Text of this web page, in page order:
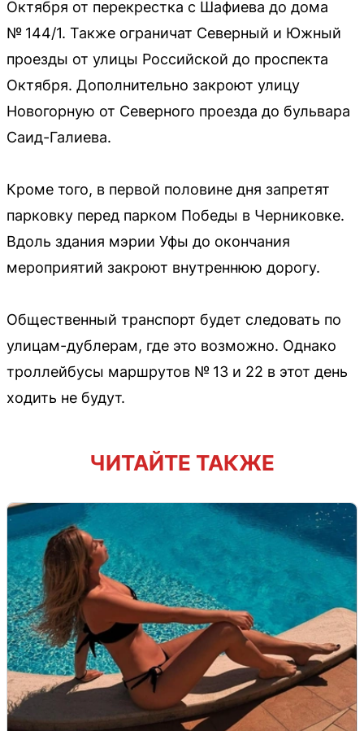
Октября от перекрестка с Шафиева до дома
№ 144/1. Также ограничат Северный и Южный
проезды от улицы Российской до проспекта
Октября. Дополнительно закроют улицу
Новогорную от Северного проезда до бульвара
Саид-Галиева.
Кроме того, в первой половине дня запретят
парковку перед парком Победы в Черниковке.
Вдоль здания мэрии Уфы до окончания
мероприятий закроют внутреннюю дорогу.
Общественный транспорт будет следовать по
улицам-дублерам, где это возможно. Однако
троллейбусы маршрутов № 13 и 22 в этот день
ходить не будут.
ЧИТАЙТЕ ТАКЖЕ